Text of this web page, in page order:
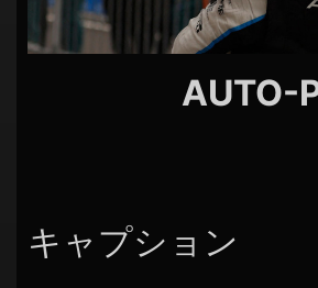
AUTO-
キャプション